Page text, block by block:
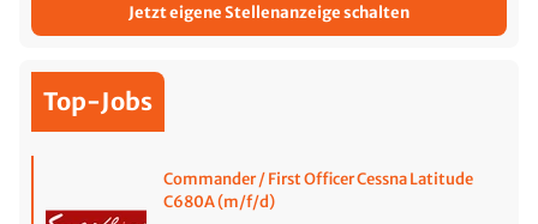
Jetzt eigene Stellenanzeige schalten
Top-Jobs
Commander / First Officer Cessna Latitude
C680A (m/f/d)